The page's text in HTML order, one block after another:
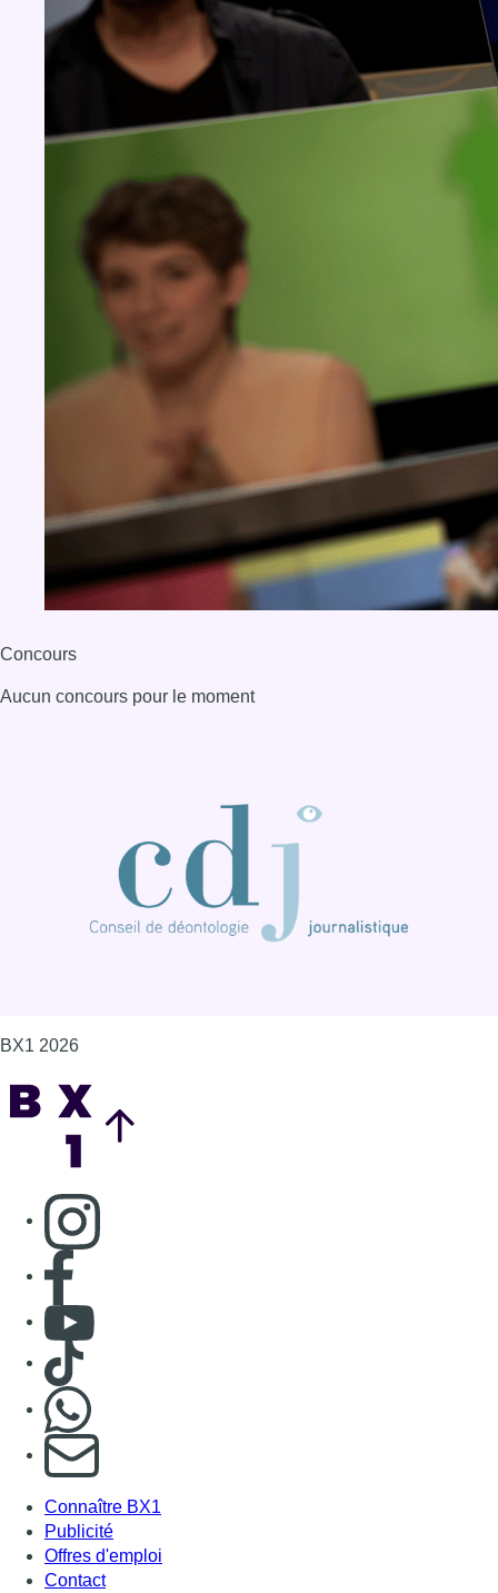
Concours
Aucun concours pour le moment
BX1 2026
Consulter page Instagram
Consulter page Facebook
Consulter Youtube
Consulter TikTok
S'abonner à notre newsletter
Connaître BX1
Publicité
Offres d'emploi
Contact